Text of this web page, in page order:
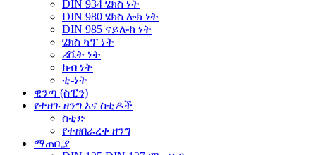
DIN 934 ሄክስ ነት
DIN 980 ሄክስ ሎክ ነት
DIN 985 ናይሎክ ነት
ሄክስ ካፕ ነት
ሪቬት ነት
ክብ ነት
ቲ-ነት
ዊንጣ (ስፒን)
የተዘጉ ዘንግ እና ስቲዶች
ስቲድ
የተዘበራረቀ ዘንግ
ማጠቢያ